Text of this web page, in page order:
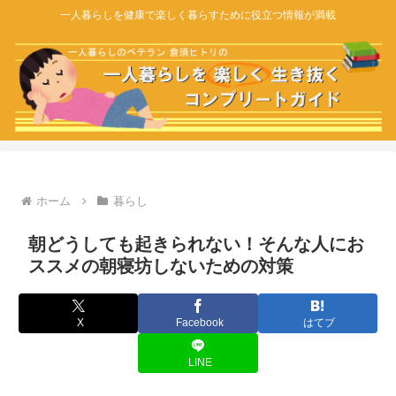
一人暮らしを健康で楽しく暮らすために役立つ情報が満載
ホーム 暮らし
朝どうしても起きられない！そんな人にお
ススメの朝寝坊しないための対策
X Facebook はてブ
LINE